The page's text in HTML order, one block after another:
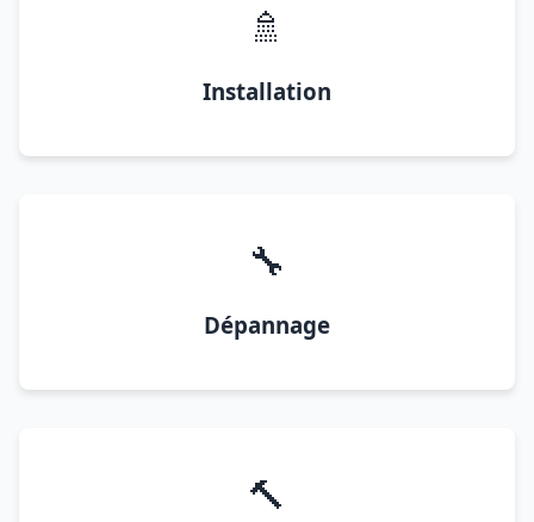
🚿
Installation
🔧
Dépannage
🔨